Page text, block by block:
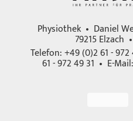
Physiothek • Daniel
79215 Elzach
Telefon: +49 (0)2 61 -
61 - 972 49 31 • E-Mail: